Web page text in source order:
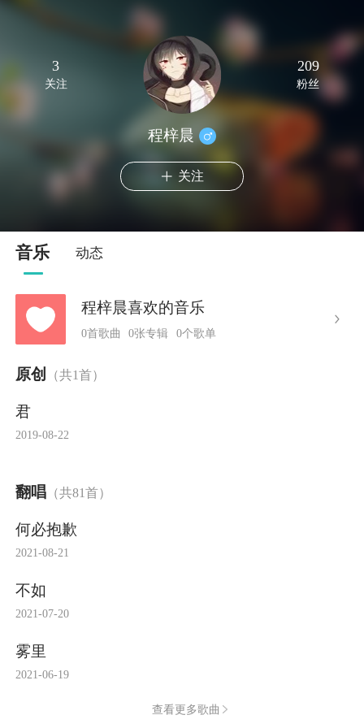
3
关注
209
粉丝
程梓晨
关注
音乐 动态
程梓晨喜欢的音乐
0首歌曲 0张专辑 0个歌单
原创 （共1首）
君
2019-08-22
翻唱 （共81首）
何必抱歉
2021-08-21
不如
2021-07-20
雾里
2021-06-19
查看更多歌曲